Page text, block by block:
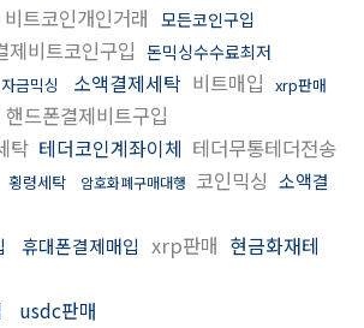
비트코인개인거래 모든코인구입
제비트코인구입 돈믹싱수수료최저
금믹싱 소액결제세탁 비트매입 xrp판매
핸드폰결제비트구입
탁 테더코인계좌이체 테더무통테더전송
횡령세탁 암호화폐구매대행 코인믹싱 소액결
휴대폰결제매입 xrp판매 현금화재테
usdc판매